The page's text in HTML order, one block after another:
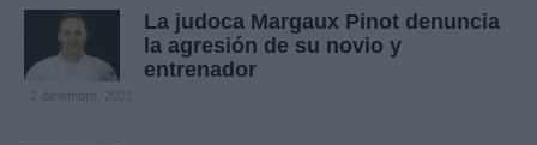
Crónica
Economía
Deportes
La judoca Margaux Pinot denuncia
la agresión de su novio y
entrenador
2 diciembre, 2021